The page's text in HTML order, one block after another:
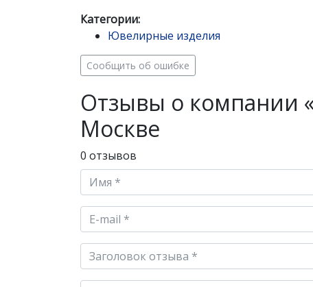
Категории:
Ювелирные изделия
Сообщить об ошибке
Отзывы о компании
Москве
0 отзывов